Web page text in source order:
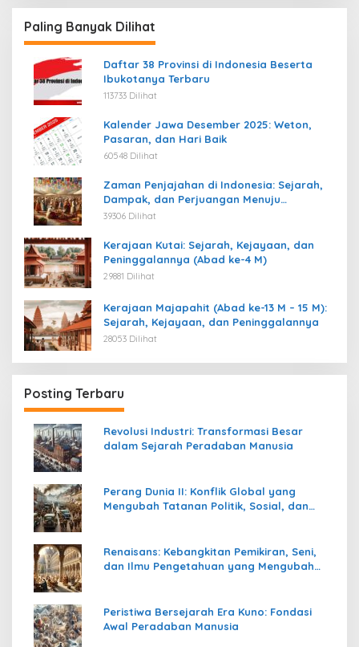
Paling Banyak Dilihat
Daftar 38 Provinsi di Indonesia Beserta
Ibukotanya Terbaru
113733 Dilihat
Kalender Jawa Desember 2025: Weton,
Pasaran, dan Hari Baik
60548 Dilihat
Zaman Penjajahan di Indonesia: Sejarah,
Dampak, dan Perjuangan Menuju
Kemerdekaan
39306 Dilihat
Kerajaan Kutai: Sejarah, Kejayaan, dan
Peninggalannya (Abad ke-4 M)
29881 Dilihat
Kerajaan Majapahit (Abad ke-13 M – 15 M):
Sejarah, Kejayaan, dan Peninggalannya
28053 Dilihat
Posting Terbaru
Revolusi Industri: Transformasi Besar
dalam Sejarah Peradaban Manusia
Perang Dunia II: Konflik Global yang
Mengubah Tatanan Politik, Sosial, dan
Renaisans: Kebangkitan Pemikiran, Seni,
dan Ilmu Pengetahuan yang Mengubah
Peristiwa Bersejarah Era Kuno: Fondasi
Awal Peradaban Manusia